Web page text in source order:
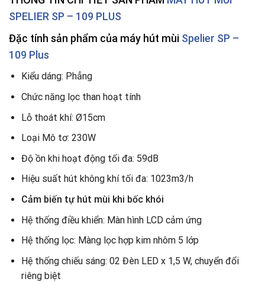
SPELIER SP – 109 PLUS
Đặc tính sản phẩm của máy hút mùi Spelier SP –
109 Plus
Kiểu dáng: Phẳng
Chức năng lọc than hoạt tính
Lỗ thoát khí: Ø15cm
Loại Mô tơ: 230W
Độ ồn khi hoạt động tối đa: 59dB
Hiệu suất hút không khí tối đa: 1023m3/h
Cảm biến tự hút mùi khi bốc khói
Hệ thống điều khiển: Màn hình LCD cảm ứng
Hệ thống lọc: Màng lọc hợp kim nhôm 5 lớp
Hệ thống chiếu sáng: 02 Đèn LED x 1,5 W, chuyển đổi
riêng biệt